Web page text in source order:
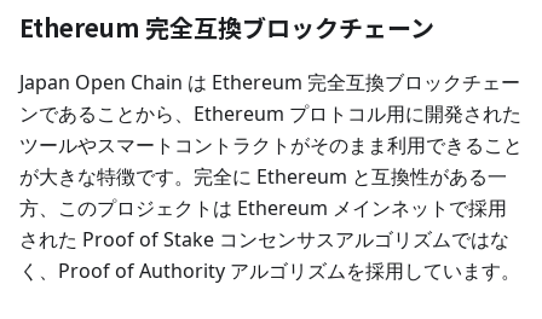
Ethereum 完全互換ブロックチェーン
Japan Open Chain は Ethereum 完全互換ブロックチェー
ンであることから、Ethereum プロトコル用に開発された
ツールやスマートコントラクトがそのまま利用できること
が大きな特徴です。完全に Ethereum と互換性がある一
方、このプロジェクトは Ethereum メインネットで採用
された Proof of Stake コンセンサスアルゴリズムではな
く、Proof of Authority アルゴリズムを採用しています。